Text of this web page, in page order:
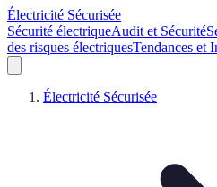
Électricité Sécurisée
Sécurité électriqueAudit et Sécurité
des risques électriquesTendances et
Électricité Sécurisée